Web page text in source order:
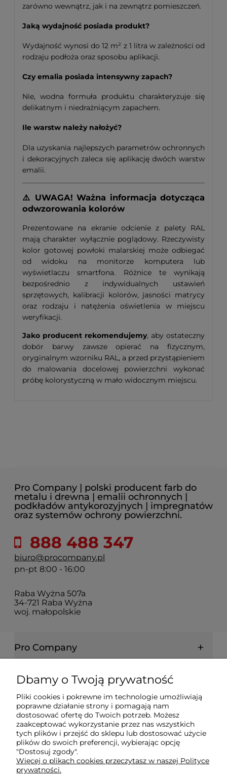
zarówno wewnątrz, jak i na zewnątrz pomieszczeń.
Jaką wydajność posiada produkt?
Wydajność wynosi do 12 m² z 1 litra w zależności od
rodzaju podłoża oraz sposobu aplikacji.
Czy emalia posiada intensywny zapach?
Nie, wodna formuła produktu charakteryzuje się
delikatnym i niedrażniącym zapachem.
Ile warstw należy nałożyć?
Dla uzyskania najlepszych parametrów ochronnych
i dekoracyjnych zaleca się aplikację dwóch warstw
emalii.
⚠️ UWAGA! Ważna informacja dotycząca
odwzorowania kolorów
Prezentowane na ekranie odcienie z palety RAL
mają charakter wyłącznie poglądowy. Rzeczywisty
kolor gotowej powłoki malarskiej może odbiegać
od widoku na monitorze komputera lub
wyświetlaczu smartfona. Różnice te wynikają
bezpośrednio z indywidualnych ustawień
sprzętowych, kalibracji kolorów, jasności matrycy
oraz rodzaju i natężenia oświetlenia w miejscu
weryfikacji.
Jako producent rekomendujemy, aby ostateczny
dobór barwy zawsze opierać na fizycznym,
oryginalnym wzorniku RAL, a przed przystąpieniem
do malowania docelowej powierzchni wykonać
próbę kolorystyczną w mało widocznym miejscu.
Pro Company | polski producent farb do
metalu i drewna | emalii ochronnych |
podkładów antykorozyjnych | impregnatów
oraz systemów ochrony powierzchni.
888 488 347
biuro@procompany.pl
pn-pt 8:00 - 16:00
Raba Wyżna 507a
34-721 Raba Wyżna
woj. małopolskie
Pro Company
Farby | Lakiery | Emalie
Ochrona drewna | metalu | betonu
Informacje prawne
Dokumenty
Dbamy o Twoją prywatność
Pliki cookies i pokrewne im technologie umożliwiają
poprawne działanie strony i pomagają nam
dostosować ofertę do Twoich potrzeb. Możesz
zaakceptować wykorzystanie przez nas wszystkich
tych plików i przejść do sklepu lub dostosować użycie
plików do swoich preferencji, wybierając opcję
"Dostosuj zgody".
Więcej o plikach cookies przeczytasz w naszej Polityce
prywatności.